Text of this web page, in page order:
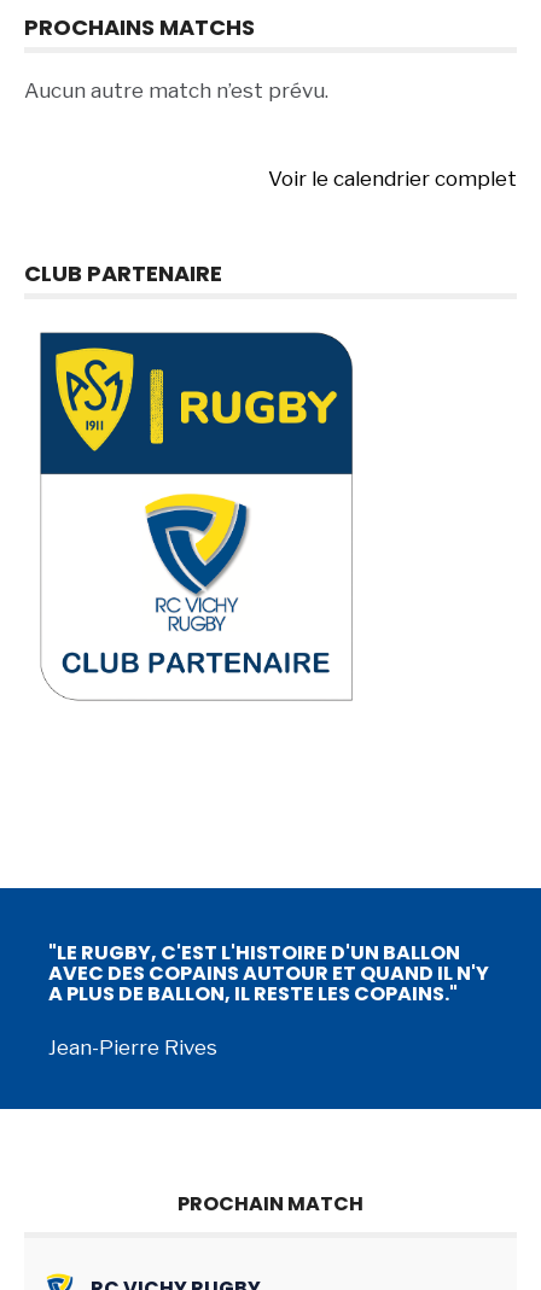
PROCHAINS MATCHS
Aucun autre match n’est prévu.
Voir le calendrier complet
CLUB PARTENAIRE
"LE RUGBY, C'EST L'HISTOIRE D'UN BALLON
AVEC DES COPAINS AUTOUR ET QUAND IL N'Y
A PLUS DE BALLON, IL RESTE LES COPAINS."
Jean-Pierre Rives
PROCHAIN MATCH